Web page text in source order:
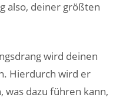
also, deiner größten
wird deinen
Hierdurch wird er
was dazu führen kann,